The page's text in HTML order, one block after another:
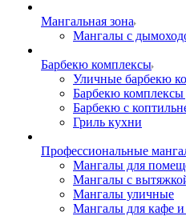
Мангальная зона
Мангалы с
Барбекю комплексы
Уличные барбекю
Барбекю комплексы
Барбекю с
Гриль кухни
Профессиональные
Мангалы для
Мангалы с
Мангалы уличные
Мангалы для кафе и